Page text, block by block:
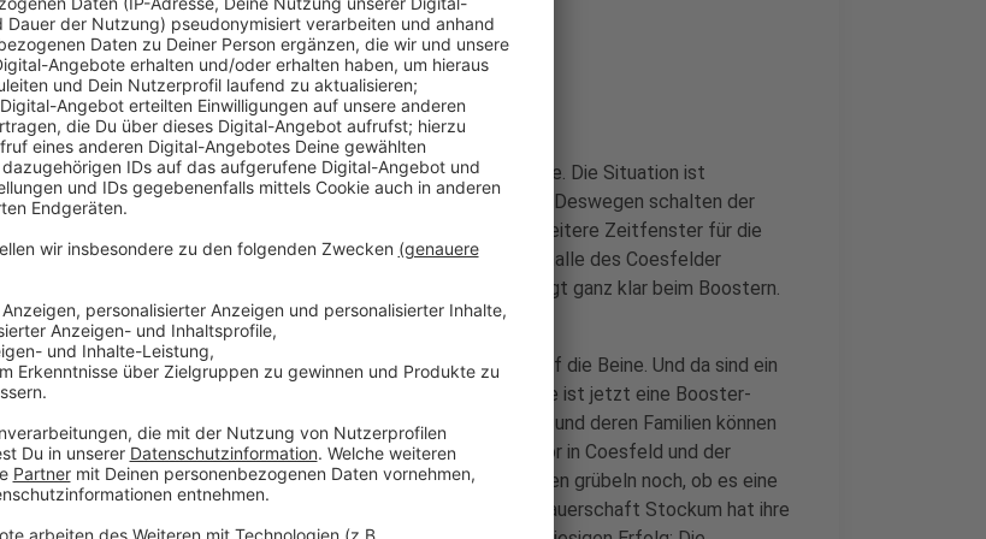
Veröffentlicht:Freitag, 26.11.2021 06:29
Anzeige
Der neue, hohe Inzidenz-Wert ist ein neuer Rekord in der Pandemie. Die Situation ist
angespannt, das Boostern im Kreis soll jetzt an Fahrt aufnehmen. Deswegen schalten der
Kreis und das Deutsche Rote Kreuz heute Mittag punkt 12 Uhr weitere Zeitfenster für die
neue Impfstellen in Coesfeld und Lüdinghausen frei. In der Sporthalle des Coesfelder
Pictorius Berufskollegs geht es Morgen los. Der Schwerpunkt liegt ganz klar beim Boostern.
HIERmelden Sie sich an.
Um das voranzutreiben, stellen Unternehmen im Kreis Aktionen auf die Beine. Und da sind ein
paar tolle Sachen dabei, die Mitarbeiter anspornen sollen. In Lette ist jetzt eine Booster-
Aktion bei der Modekette Ernstings Family gestartet Mitarbeiter und deren Familien können
bis Mitte Dezember vorbeikommen. Beim Bodenhersteller Parador in Coesfeld und der
Bioladen Weiling gab es im Sommer Impfaktionen, die Unternehmen grübeln noch, ob es eine
Neuauflage geben soll. Die Großschlachterei Westfleisch in der Bauerschaft Stockum hat ihre